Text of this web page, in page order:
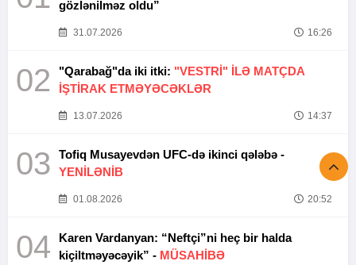
gözlənilməz oldu”
31.07.2026 16:26
02 "Qarabağ"da iki itki: "VESTRİ" İLƏ MATÇDA
İŞTİRAK ETMƏYƏCƏKLƏR
13.07.2026 14:37
03
Tofiq Musayevdən UFC-də ikinci qələbə -
YENİLƏNİB
01.08.2026 20:52
04
Karen Vardanyan: “Neftçi”ni heç bir halda
kiçiltməyəcəyik” - MÜSAHİBƏ